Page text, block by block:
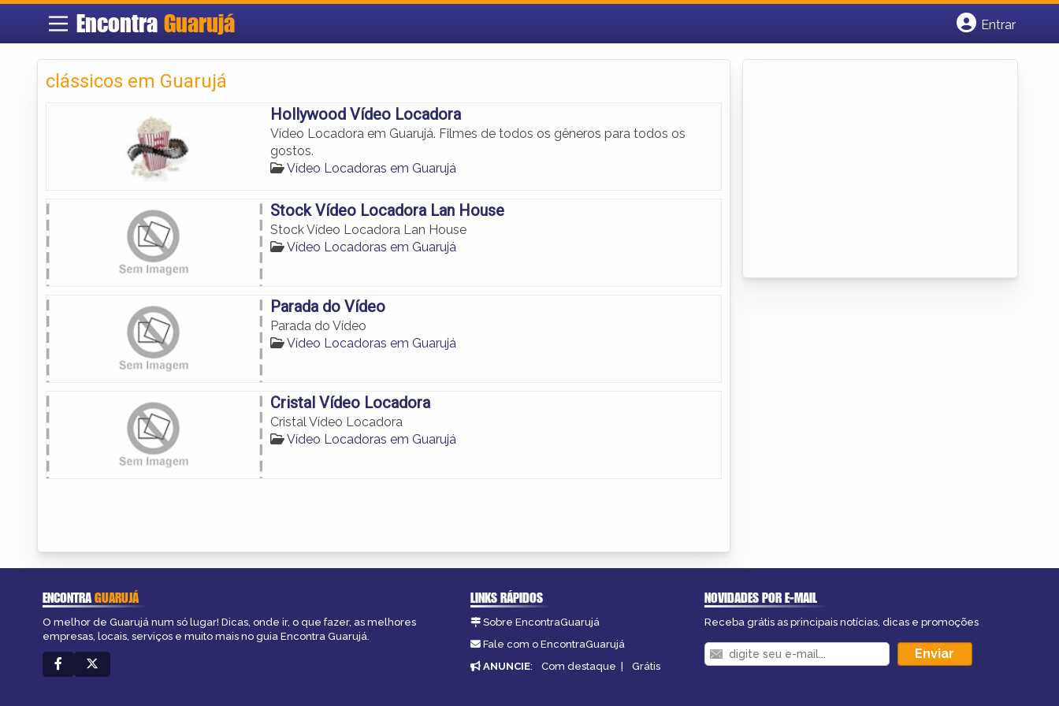
EncontraGuarujá
Entrar
clássicos em Guarujá
Hollywood Vídeo Locadora
Vídeo Locadora em Guarujá. Filmes de todos os gêneros para todos os
gostos.
Vídeo Locadoras em Guarujá
Stock Vídeo Locadora Lan House
Stock Vídeo Locadora Lan House
Vídeo Locadoras em Guarujá
Parada do Vídeo
Parada do Vídeo
Vídeo Locadoras em Guarujá
Cristal Vídeo Locadora
Cristal Vídeo Locadora
Vídeo Locadoras em Guarujá
ENCONTRAGUARUJÁ
O melhor de Guarujá num só lugar! Dicas, onde ir, o que fazer, as melhores
empresas, locais, serviços e muito mais no guia Encontra Guarujá.
LINKS RÁPIDOS
Sobre EncontraGuarujá
Fale com o EncontraGuarujá
ANUNCIE: Com destaque | Grátis
NOVIDADES POR E-MAIL
Receba grátis as principais notícias, dicas e promoções